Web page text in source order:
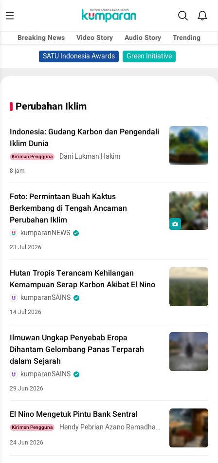
Breaking News Video Story Audio Story
Trending
SATU Indonesia Awards
Green Initiative
Perubahan Iklim
Indonesia: Gudang Karbon dan Pengendali
Iklim Dunia
Kiriman Pengguna Dani Lukman Hakim
8 jam
Foto: Permintaan Buah Kaktus
Berkembang di Tengah Ancaman
Perubahan Iklim
kumparanNEWS
23 Jul 2026
Hutan Tropis Terancam Kehilangan
Kemampuan Serap Karbon Akibat El Nino
kumparanSAINS
14 Jul 2026
Ilmuwan Ungkap Penyebab Eropa
Dihantam Gelombang Panas Terparah
dalam Sejarah
kumparanSAINS
29 Jun 2026
El Nino Mengetuk Pintu Bank Sentral
Kiriman Pengguna
Hendy Pebrian Azano Ramadhan
24 Jun 2026